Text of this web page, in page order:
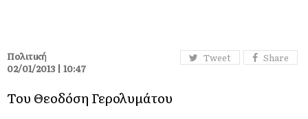
Tweet Share
Πολιτική
02/01/2013 | 10:47
Του Θεοδόση Γερολυμάτου